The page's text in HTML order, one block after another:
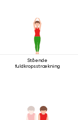
Stående
fuldkropsstrækning